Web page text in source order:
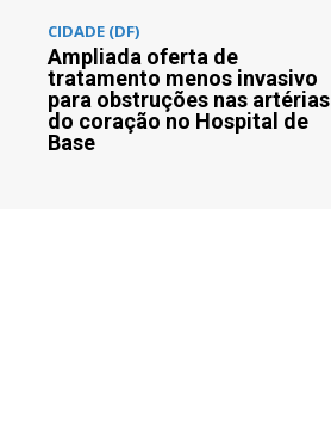
CIDADE (DF)
Ampliada oferta de
tratamento menos invasivo
para obstruções nas artérias
do coração no Hospital de
Base